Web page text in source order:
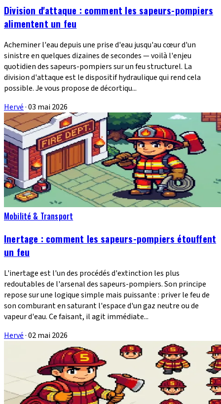
Division d'attaque : comment les sapeurs-pompiers
alimentent un feu
Acheminer l'eau depuis une prise d'eau jusqu'au cœur d'un
sinistre en quelques dizaines de secondes — voilà l'enjeu
quotidien des sapeurs-pompiers sur un feu structurel. La
division d'attaque est le dispositif hydraulique qui rend cela
possible. Je vous propose de décortiqu...
Hervé·03 mai 2026
Mobilité & Transport
Inertage : comment les sapeurs-pompiers étouffent
un feu
L'inertage est l'un des procédés d'extinction les plus
redoutables de l'arsenal des sapeurs-pompiers. Son principe
repose sur une logique simple mais puissante : priver le feu de
son comburant en saturant l'espace d'un gaz neutre ou de
vapeur d'eau. Ce faisant, il agit immédiate...
Hervé·02 mai 2026